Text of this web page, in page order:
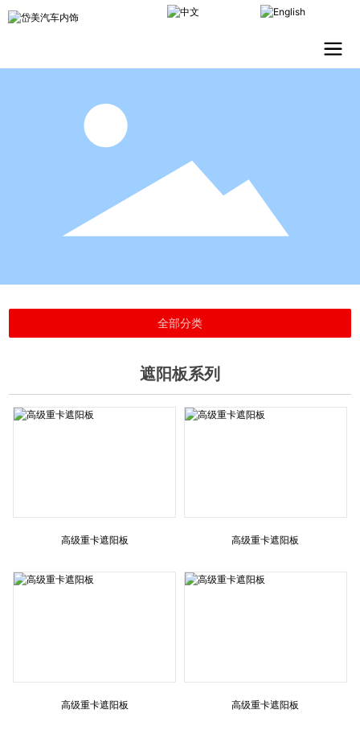
全部分类
遮阳板系列
高级重卡遮阳板 高级重卡遮阳板
高级重卡遮阳板 高级重卡遮阳板